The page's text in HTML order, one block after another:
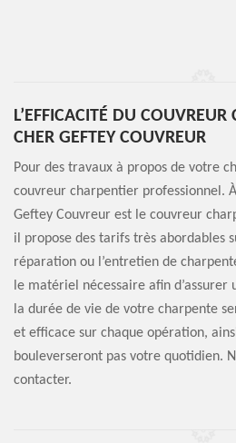
L’EFFICACITÉ DU COUVREUR
CHER GEFTEY COUVREUR
Pour des travaux à propos de votre
couvreur charpentier professionnel.
Geftey Couvreur est le couvreur
il propose des tarifs très abordables
réparation ou l’entretien de
le matériel nécessaire afin
la durée de vie de votre charpente
et efficace sur chaque opération,
bouleverseront pas votre quotidien.
contacter.